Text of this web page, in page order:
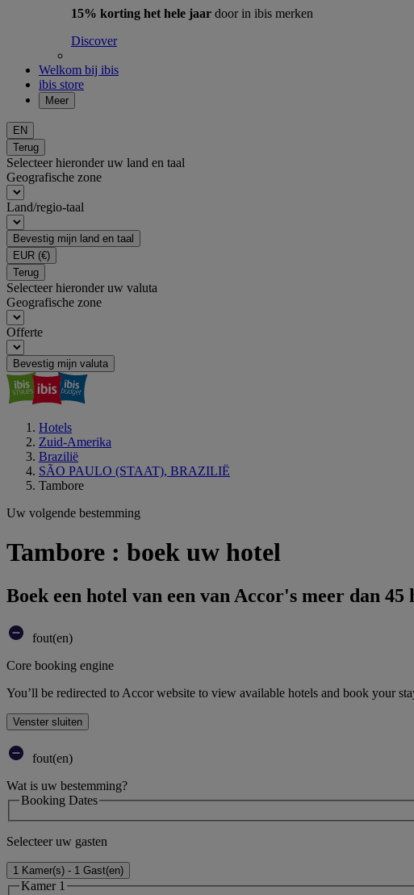
15% korting het hele jaar door in ibis merken
Discover
Welkom bij ibis
ibis store
Meer
EN
Terug
Selecteer hieronder uw land en taal
Geografische zone
Land/regio-taal
Bevestig mijn land en taal
EUR (€)
Terug
Selecteer hieronder uw valuta
Geografische zone
Offerte
Bevestig mijn valuta
Hotels
Zuid-Amerika
Brazilië
SÃO PAULO (STAAT), BRAZILIË
Tambore
Uw volgende bestemming
Tambore : boek uw hotel
Boek een hotel van een van Accor's meer dan 45
fout(en)
Core booking engine
You’ll be redirected to Accor website to view available hotels and book your
Venster sluiten
fout(en)
Wat is uw bestemming?
Booking Dates
Selecteer uw gasten
1 Kamer(s) - 1 Gast(en)
Kamer 1